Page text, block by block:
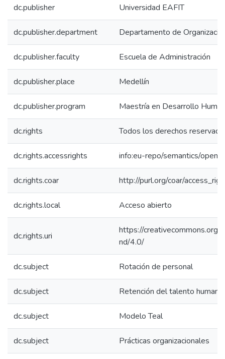
dc.publisher Universidad EAFIT
dc.publisher.department Departamento de
dc.publisher.faculty Escuela de Administración
dc.publisher.place Medellín
dc.publisher.program Maestría en Desarrollo
dc.rights Todos los derechos
dc.rights.accessrights info:eu-repo/semantics/
dc.rights.coar http://purl.org/coar/
dc.rights.local Acceso abierto
dc.rights.uri
https://creativecommons.org/
nd/4.0/
dc.subject Rotación de personal
dc.subject Retención del talento humano
dc.subject Modelo Teal
dc.subject Prácticas organizacionales